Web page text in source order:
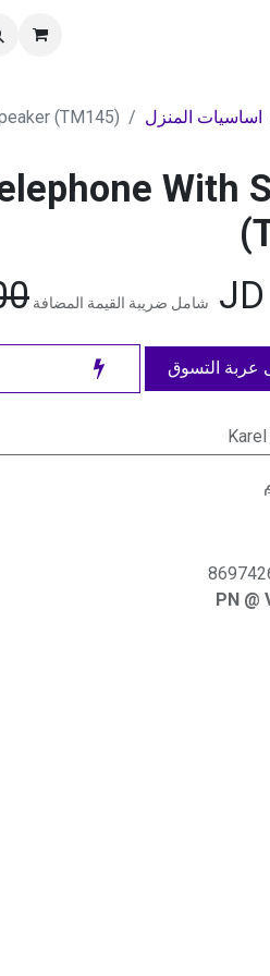
اساسيات المنزل (TM145)
With
شامل ضريبة القيمة المضافة
عربة التسوق
Karel
PN @